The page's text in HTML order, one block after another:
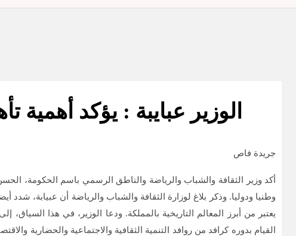
الوزير عبايبة : يؤكد أهمية
جريدة فاص
وطنيا ودوليا. وذكر بلاغ لوزارة الثقافة والشباب والرياضة أن عبيابة، شدد
يعتبر من أبرز المعالم التاريخية بالمملكة. ودعا الوزير، في هذا
القيام بدوره كرافد من روافد التنمية الثقافية والاجتماعية والحضارية